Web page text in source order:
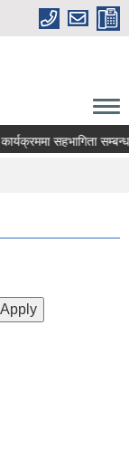
सहभागिता सम्बन्धमा